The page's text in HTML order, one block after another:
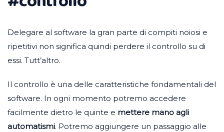
Delegare al software la gran parte di compiti noiosi e
ripetitivi non significa quindi perdere il controllo su di
essi. Tutt’altro.
Il controllo è una delle caratteristiche fondamentali del
software. In ogni momento potremo accedere
facilmente dietro le quinte e mettere mano agli
automatismi. Potremo aggiungere un passaggio alle